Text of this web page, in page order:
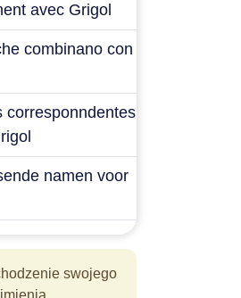
avec Grigol
combinano con
corresponndentes
namen voor
swojego
imienia